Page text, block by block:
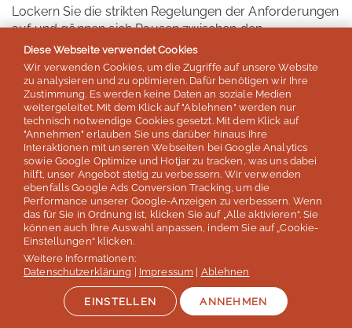
Lockern Sie die strikten Regelungen der Anforderungen
auf und gönnen sich Pausen zwischen den
Unterrichtseinheiten. Daher ist der online Unterricht
besonders praktisch, weil die Lehrkräfte flexibler die
Unterrichtsstunden planen können.
Viele unserer Kund*innen sind begeistert vom
problemlosen Ablauf und der einfachen Handhabung
und Planung dieser Unterrichtsform.
Onlinekurse als Bildungsurlaub
Sie möchten gar nicht verreisen und den
Bildungsurlaub lieber als Onlinekurs wahrnehmen?
Auch dies ist möglich. Die meisten Bundesländer und
Arbeitgeber*innen haben diese Möglichkeit in den
letzten Jahren zur Verfügung gestellt.
Diese Webseite verwendet Cookies
Wir verwenden Cookies, um die Zugriffe auf unsere Website
zu analysieren und zu optimieren. Dafür benötigen wir Ihre
Zustimmung. Es werden keine Daten an soziale Medien
weitergeleitet. Mit dem Klick auf "Ablehnen" werden nur
technisch notwendige Cookies gesetzt. Mit dem Klick auf
"Annehmen" erlauben Sie uns darüber hinaus Ihre
Interaktionen mit unseren Webseiten bei Google Analytics
sowie Google Optimize und Hotjar zu tracken, was uns dabei
hilft, unser Angebot stetig zu verbessern. Wir verwenden
ebenfalls Google Ads Conversion Tracking, um die
Performance unserer Google-Anzeigen zu verbessern. Wenn
das für Sie in Ordnung ist, klicken Sie auf „Alle aktivieren“. Sie
können auch Ihre Auswahl anpassen, indem Sie auf „Cookie-
Einstellungen“ klicken.
Weitere Informationen:
Datenschutzerklärung
Impressum Ablehnen
EINSTELLEN ANNEHMEN